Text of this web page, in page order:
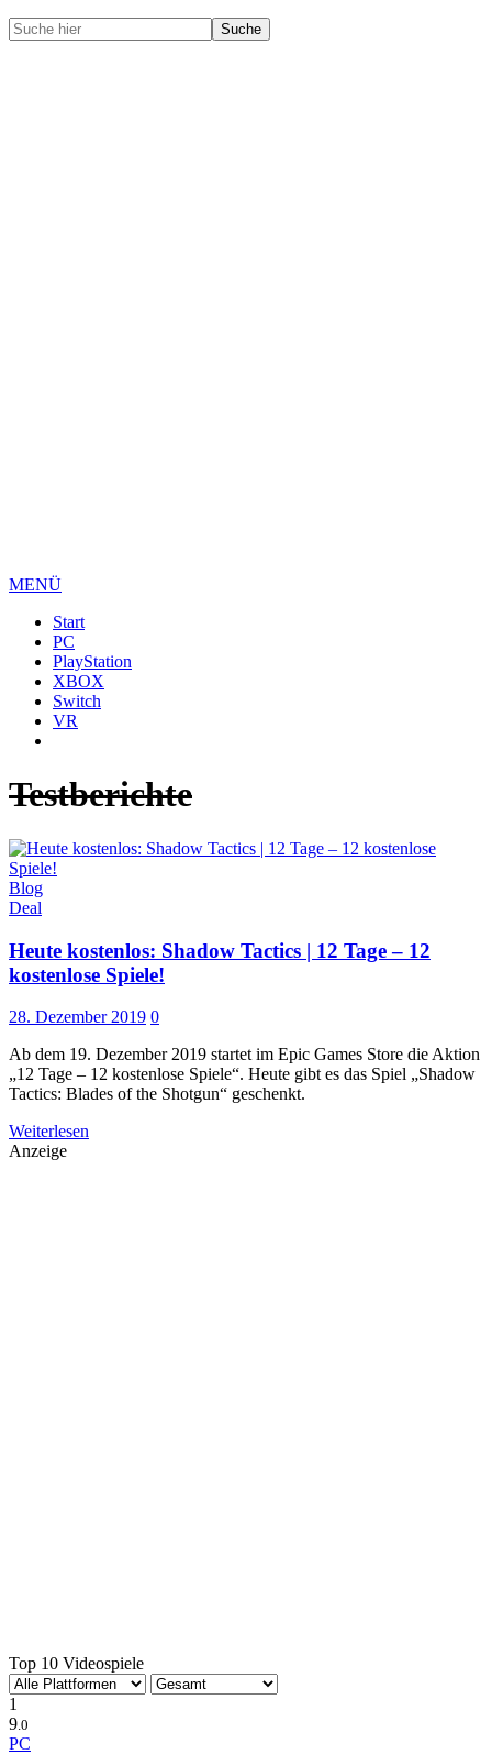
MENÜ
Start
PC
PlayStation
XBOX
Switch
VR
Testberichte
Blog
Deal
Heute kostenlos: Shadow Tactics | 12 Tage – 12
kostenlose Spiele!
28. Dezember 2019 0
Ab dem 19. Dezember 2019 startet im Epic Games Store die Aktion
„12 Tage – 12 kostenlose Spiele“. Heute gibt es das Spiel „Shadow
Tactics: Blades of the Shotgun“ geschenkt.
Weiterlesen
Anzeige
Top 10 Videospiele
1
9.0
PC